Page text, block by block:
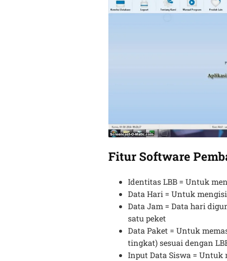
Fitur Software
Identitas LBB = Untuk
Data Hari = Untuk
Data Jam = Data hari
satu peket
Data Paket = Untuk
tingkat) sesuai dengan
Input Data Siswa =